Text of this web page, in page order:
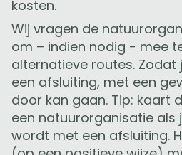
kosten.
Wij vragen de
om – indien nodig - mee
alternatieve routes. Zodat
een afsluiting, met een
door kan gaan. Tip: kaart
een natuurorganisatie
wordt met een afsluiting.